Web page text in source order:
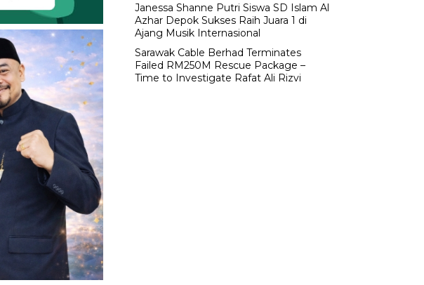
Janessa Shanne Putri Siswa SD Islam Al
Azhar Depok Sukses Raih Juara 1 di
Ajang Musik Internasional
Sarawak Cable Berhad Terminates
Failed RM250M Rescue Package –
Time to Investigate Rafat Ali Rizvi